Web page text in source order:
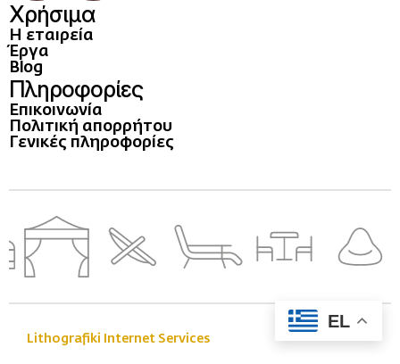
Χρήσιμα
Η εταιρεία
Έργα
Blog
Πληροφορίες
Επικοινωνία
Πολιτική απορρήτου
Γενικές πληροφορίες
Lithografiki Internet Services
EL